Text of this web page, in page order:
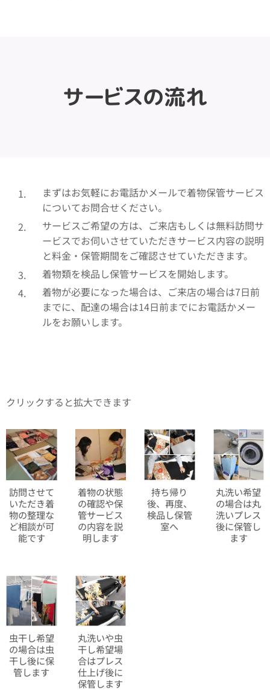
サービスの流れ
まずはお気軽にお電話かメールで着物保管サービス
についてお問合せください。
サービスご希望の方は、ご来店もしくは無料訪問サ
ービスでお伺いさせていただきサービス内容の説明
と料金・保管期間をご確認させていただきます。
着物類を検品し保管サービスを開始します。
着物が必要になった場合は、ご来店の場合は7日前
までに、配達の場合は14日前までにお電話かメー
ルをお願いします。
クリックすると拡大できます
訪問させて
いただき着
物の整理な
ど相談が可
能です
着物の状態
の確認や保
管サービス
の内容を説
明します
持ち帰り
後、再度、
検品し保管
室へ
丸洗い希望
の場合は丸
洗いプレス
後に保管し
ます
虫干し希望
の場合は虫
干し後に保
管します
丸洗いや虫
干し希望場
合はプレス
仕上げ後に
保管します